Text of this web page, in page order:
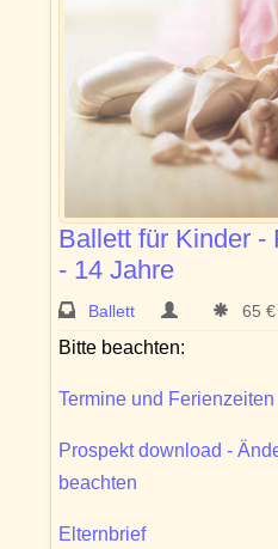
Ballett für Kinder -
- 14 Jahre
Ballett 65 €
Bitte beachten:
Termine und Ferienzeiten
Prospekt download -
beachten
Elternbrief